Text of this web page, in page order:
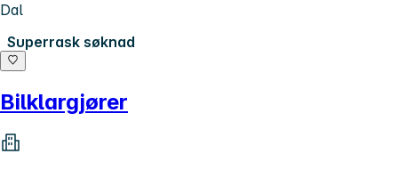
Dal
Superrask søknad
Bilklargjører